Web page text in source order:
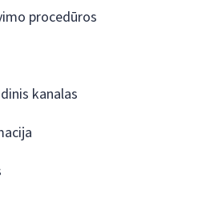
procedūros
kanalas